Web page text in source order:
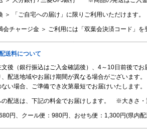
＞ 「ご自宅への届け」に限りご利用いただけます。
会チャージ金 ＞ ご利用には「双葉会決済コード」を
送料について
後（銀行振込はご入金確認後）、4～10日前後でお
配送地域やお届け期間が異なる場合がございます。
い場合、ご準備でき次第最短でお届けいたします。
の配送は、下記の料金でお届けします。 ※大きさ・
円、クール便：980円、おせち便：1,300円(県内